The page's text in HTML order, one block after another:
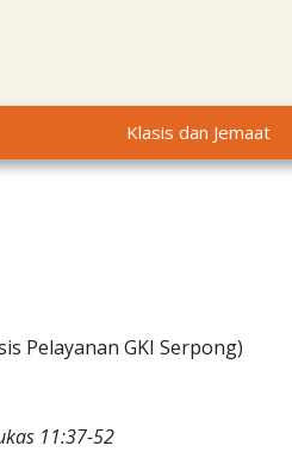
Klasis dan Jemaat
Pelayanan GKI Serpong)
11:37-52